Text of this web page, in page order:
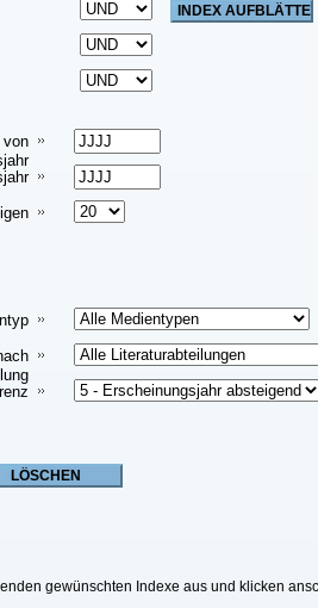
von
gewünschten Indexe aus und klicken